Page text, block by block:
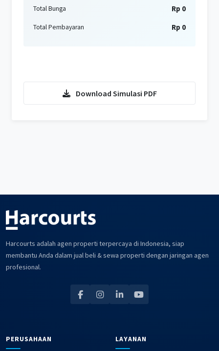
Total Bunga Rp 0
Total Pembayaran Rp 0
Download Simulasi PDF
Harcourts adalah agen properti terpercaya di Indonesia, siap
membantu Anda dalam jual beli & sewa properti dengan jaringan agen
profesional.
PERUSAHAAN LAYANAN